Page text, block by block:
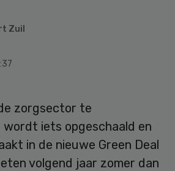
Zuil
zorgsector te
iets opgeschaald en
in de nieuwe Green Deal
volgend jaar zomer dan